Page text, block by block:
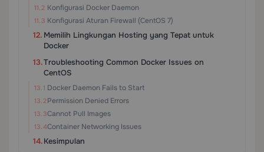
Konfigurasi Docker Daemon
Konfigurasi Aturan Firewall (CentOS 7)
Memilih Lingkungan Hosting yang Tepat untuk
Docker
Troubleshooting Common Docker Issues on
CentOS
Docker Daemon Fails to Start
Permission Denied Errors
Cannot Pull Images
Container Networking Issues
Kesimpulan